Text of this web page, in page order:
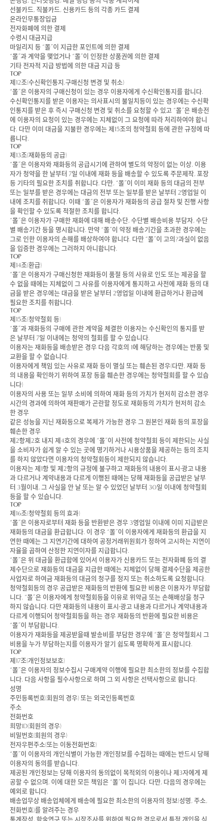
선불카드, 직불카드, 신용카드 등의 각종 카드 결제
온라인무통장입금
전자화폐에 의한 결제
수령시 대금지급
마일리지 등 “몰”이 지급한 포인트에 의한 결제
“몰”과 계약을 맺었거나 “몰”이 인정한 상품권에 의한 결제
기타 전자적 지급 방법에 의한 대금 지급 등
TOP
제12조(수신확인통지.구매신청 변경 및 취소)
“몰”은 이용자의 구매신청이 있는 경우 이용자에게 수신확인통지를 합니다.
수신확인통지를 받은 이용자는 의사표시의 불일치등이 있는 경우에는 수신확
인통지를 받은 후 즉시 구매신청 변경 및 취소를 요청할 수 있고 “몰”은 배송전
에 이용자의 요청이 있는 경우에는 지체없이 그 요청에 따라 처리하여야 합니
다. 다만 이미 대금을 지불한 경우에는 제15조의 청약철회 등에 관한 규정에 따
릅니다.
TOP
제13조(재화등의 공급)
“몰”은 이용자와 재화등의 공급시기에 관하여 별도의 약정이 없는 이상, 이용
자가 청약을 한 날부터 7일 이내에 재화 등을 배송할 수 있도록 주문제작, 포장
등 기타의 필요한 조치를 취합니다. 다만, “몰”이 이미 재화 등의 대금의 전부
또는 일부를 받은 경우에는 대금의 전부 또는 일부를 받은 날부터 2영업일 이
내에 조치를 취합니다. 이때 “몰”은 이용자가 재화등의 공급 절차 및 진행 사항
을 확인할 수 있도록 적절한 조치를 합니다.
“몰”은 이용자가 구매한 재화에 대해 배송수단, 수단별 배송비용 부담자, 수단
별 배송기간 등을 명시합니다. 만약 “몰”이 약정 배송기간을 초과한 경우에는
그로 인한 이용자의 손해를 배상하여야 합니다. 다만 “몰”이 고의?과실이 없음
을 입증한 경우에는 그러하지 아니합니다.
TOP
제14조(환급)
“몰”은 이용자가 구매신청한 재화등이 품절 등의 사유로 인도 또는 제공을 할
수 없을 때에는 지체없이 그 사유를 이용자에게 통지하고 사전에 재화 등의 대
금을 받은 경우에는 대금을 받은 날부터 2영업일 이내에 환급하거나 환급에
필요한 조치를 취합니다.
TOP
제15조(청약철회 등)
“몰”과 재화등의 구매에 관한 계약을 체결한 이용자는 수신확인의 통지를 받
은 날부터 7일 이내에는 청약의 철회를 할 수 있습니다.
이용자는 재화등을 배송받은 경우 다음 각호의 1에 해당하는 경우에는 반품 및
교환을 할 수 없습니다.
이용자에게 책임 있는 사유로 재화 등이 멸실 또는 훼손된 경우(다만, 재화 등
의 내용을 확인하기 위하여 포장 등을 훼손한 경우에는 청약철회를 할 수 있습
니다)
이용자의 사용 또는 일부 소비에 의하여 재화 등의 가치가 현저히 감소한 경우
시간의 경과에 의하여 재판매가 곤란할 정도로 재화등의 가치가 현저히 감소
한 경우
같은 성능을 지닌 재화등으로 복제가 가능한 경우 그 원본인 재화 등의 포장을
훼손한 경우
제2항제2호 내지 제4호의 경우에 “몰”이 사전에 청약철회 등이 제한되는 사실
을 소비자가 쉽게 알 수 있는 곳에 명기하거나 시용상품을 제공하는 등의 조치
를 하지 않았다면 이용자의 청약철회등이 제한되지 않습니다.
이용자는 제1항 및 제2항의 규정에 불구하고 재화등의 내용이 표시·광고 내용
과 다르거나 계약내용과 다르게 이행된 때에는 당해 재화등을 공급받은 날부
터 3월이내, 그 사실을 안 날 또는 알 수 있었던 날부터 30일 이내에 청약철회
등을 할 수 있습니다.
TOP
제16조(청약철회 등의 효과)
“몰”은 이용자로부터 재화 등을 반환받은 경우 3영업일 이내에 이미 지급받은
재화등의 대금을 환급합니다. 이 경우 “몰”이 이용자에게 재화등의 환급을 지
연한 때에는 그 지연기간에 대하여 공정거래위원회가 정하여 고시하는 지연이
자율을 곱하여 산정한 지연이자를 지급합니다.
“몰”은 위 대금을 환급함에 있어서 이용자가 신용카드 또는 전자화폐 등의 결
제수단으로 재화등의 대금을 지급한 때에는 지체없이 당해 결제수단을 제공한
사업자로 하여금 재화등의 대금의 청구를 정지 또는 취소하도록 요청합니다.
청약철회등의 경우 공급받은 재화등의 반환에 필요한 비용은 이용자가 부담합
니다. “몰”은 이용자에게 청약철회등을 이유로 위약금 또는 손해배상을 청구
하지 않습니다. 다만 재화등의 내용이 표시·광고 내용과 다르거나 계약내용과
다르게 이행되어 청약철회등을 하는 경우 재화등의 반환에 필요한 비용은
“몰”이 부담합니다.
이용자가 재화등을 제공받을때 발송비를 부담한 경우에 “몰”은 청약철회시 그
비용을 누가 부담하는지를 이용자가 알기 쉽도록 명확하게 표시합니다.
TOP
제17조(개인정보보호)
“몰”은 이용자의 정보수집시 구매계약 이행에 필요한 최소한의 정보를 수집합
니다. 다음 사항을 필수사항으로 하며 그 외 사항은 선택사항으로 합니다.
성명
주민등록번호(회원의 경우) 또는 외국인등록번호
주소
전화번호
희망ID(회원의 경우)
비밀번호(회원의 경우)
전자우편주소(또는 이동전화번호)
“몰”이 이용자의 개인식별이 가능한 개인정보를 수집하는 때에는 반드시 당해
이용자의 동의를 받습니다.
제공된 개인정보는 당해 이용자의 동의없이 목적외의 이용이나 제3자에게 제
공할 수 없으며, 이에 대한 모든 책임은 “몰”이 집니다. 다만, 다음의 경우에는
예외로 합니다.
배송업무상 배송업체에게 배송에 필요한 최소한의 이용자의 정보(성명, 주소,
전화번호)를 알려주는 경우
통계작성, 학술연구 또는 시장조사를 위하여 필요한 경우로서 특정 개인을 식